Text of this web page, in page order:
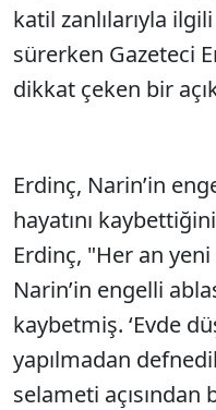
katil zanlılarıyla
sürerken Gazeteci
dikkat çeken bir
Erdinç, Narin’in
hayatını
Erdinç, "Her an
Narin’in engelli
kaybetmiş. ‘Evde
yapılmadan
selameti açısından